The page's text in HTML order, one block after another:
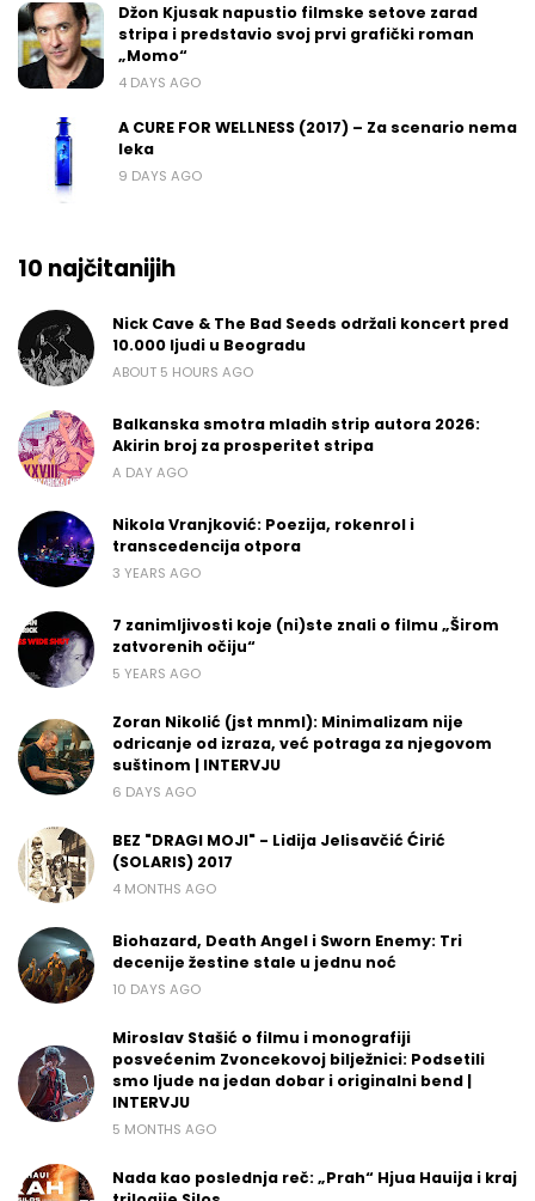
Džon Kjusak napustio filmske setove zarad
stripa i predstavio svoj prvi grafički roman
„Momo“
4 DAYS AGO
A CURE FOR WELLNESS (2017) – Za scenario nema
leka
9 DAYS AGO
10 najčitanijih
Nick Cave & The Bad Seeds održali koncert pred
10.000 ljudi u Beogradu
ABOUT 5 HOURS AGO
Balkanska smotra mladih strip autora 2026:
Akirin broj za prosperitet stripa
A DAY AGO
Nikola Vranjković: Poezija, rokenrol i
transcedencija otpora
3 YEARS AGO
7 zanimljivosti koje (ni)ste znali o filmu „Širom
zatvorenih očiju“
5 YEARS AGO
Zoran Nikolić (jst mnml): Minimalizam nije
odricanje od izraza, već potraga za njegovom
suštinom | INTERVJU
6 DAYS AGO
BEZ "DRAGI MOJI" - Lidija Jelisavčić Ćirić
(SOLARIS) 2017
4 MONTHS AGO
Biohazard, Death Angel i Sworn Enemy: Tri
decenije žestine stale u jednu noć
10 DAYS AGO
Miroslav Stašić o filmu i monografiji
posvećenim Zvoncekovoj bilježnici: Podsetili
smo ljude na jedan dobar i originalni bend |
INTERVJU
5 MONTHS AGO
Nada kao poslednja reč: „Prah“ Hjua Hauija i kraj